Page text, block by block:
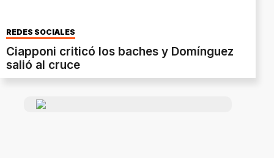
REDES SOCIALES
Ciapponi criticó los baches y Domínguez
salió al cruce